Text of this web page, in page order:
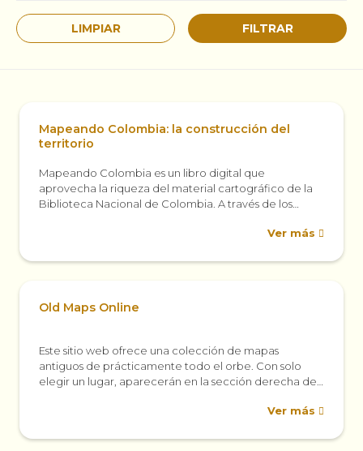
Mapeando Colombia: la construcción del
territorio
Mapeando Colombia es un libro digital que
aprovecha la riqueza del material cartográfico de la
Biblioteca Nacional de Colombia. A través de los
Ver más
Old Maps Online
Este sitio web ofrece una colección de mapas
antiguos de prácticamente todo el orbe. Con solo
elegir un lugar, aparecerán en la sección derecha de
Ver más